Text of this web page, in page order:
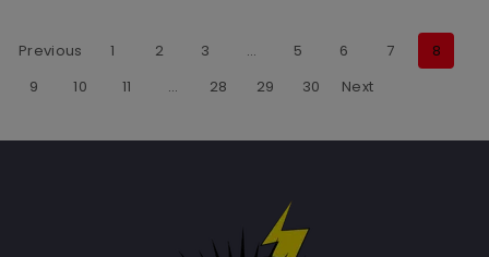
Previous 1 2 3 … 5 6 7
8
9
10 11 … 28 29 30 Next